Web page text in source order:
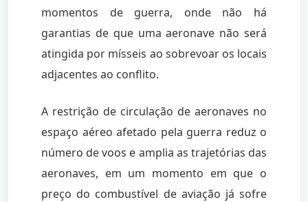
momentos de guerra, onde não há
garantias de que uma aeronave não será
atingida por mísseis ao sobrevoar os locais
adjacentes ao conflito.
A restrição de circulação de aeronaves no
espaço aéreo afetado pela guerra reduz o
número de voos e amplia as trajetórias das
aeronaves, em um momento em que o
preço do combustível de aviação já sofre